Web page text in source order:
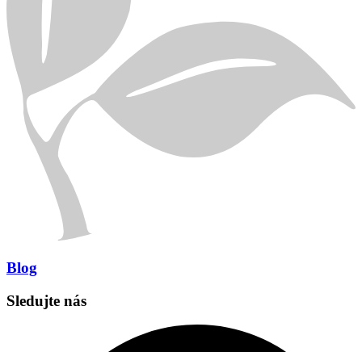
Blog
Sledujte nás